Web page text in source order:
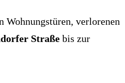
verlorenen
Straße bis zur